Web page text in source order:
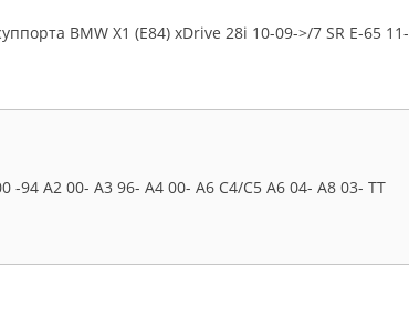
BMW X1 (E84) xDrive 28i 10-09->/7 SR E-65 11-
94 A2 00- A3 96- A4 00- A6 C4/C5 A6 04- A8 03- TT